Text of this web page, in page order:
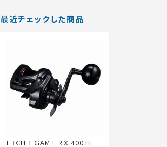
最近チェックした商品
ＬＩＧＨＴ ＧＡＭＥ ＲＸ 400ＨＬ